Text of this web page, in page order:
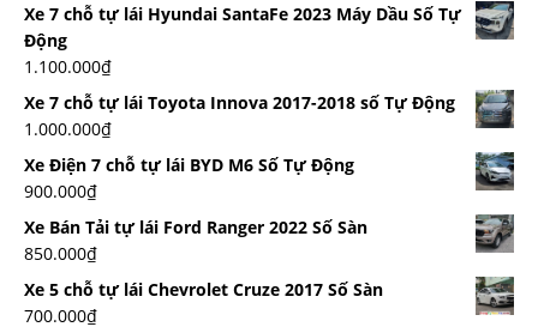
Xe 7 chỗ tự lái Hyundai SantaFe 2023 Máy Dầu Số Tự
Động
1.100.000₫
Xe 7 chỗ tự lái Toyota Innova 2017-2018 số Tự Động
1.000.000₫
Xe Điện 7 chỗ tự lái BYD M6 Số Tự Động
900.000₫
Xe Bán Tải tự lái Ford Ranger 2022 Số Sàn
850.000₫
Xe 5 chỗ tự lái Chevrolet Cruze 2017 Số Sàn
700.000₫